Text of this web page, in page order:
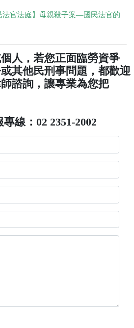
法官法庭】母親殺子案—國民法官的
個人，若您正面臨勞資爭
其他民刑事問題，都歡迎
諮詢，讓專業為您把
線：02 2351-2002